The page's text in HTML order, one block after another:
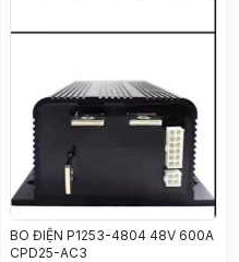
BO ĐIỆN P1253-4804 48V 600A
CPD25-AC3